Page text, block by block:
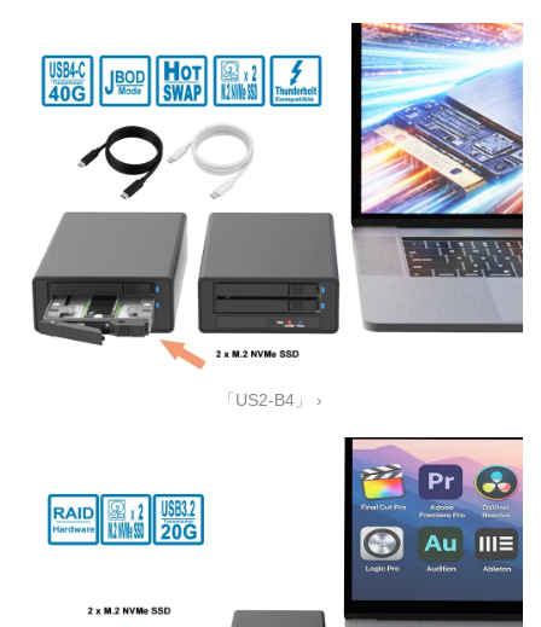
「US2-B4」 ›